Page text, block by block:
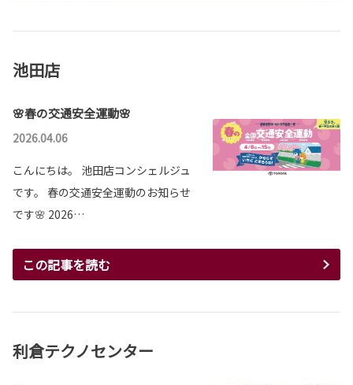
池田店
🌸春の交通安全運動🌸
2026.04.06
こんにちは。 池田店コンシェルジュ
です。 春の交通安全運動のお知らせ
です🌸 2026…
この記事を読む
利倉テクノセンター